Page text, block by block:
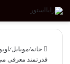
خانه/موبایل/
قدرتمند معرفی